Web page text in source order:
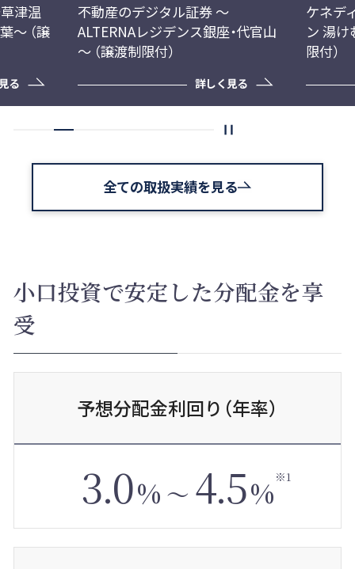
津温
〜 （譲
る
不動産のデジタル証券 ～
ALTERNAレジデンス銀座・代官山
～ （譲渡制限付）
詳しく見る
ケネデ
ン 湯け
限付）
全ての取扱実績を見る
小口投資で安定した分配金を享
受
予想分配金利回り （年率）
3.0% 〜 4.5% ※1